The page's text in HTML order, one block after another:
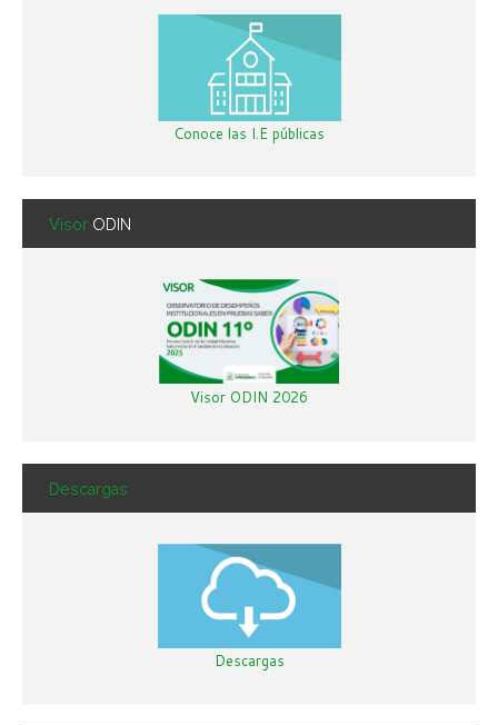
Conoce las I.E públicas
Visor ODIN
Visor ODIN 2026
Descargas
Descargas